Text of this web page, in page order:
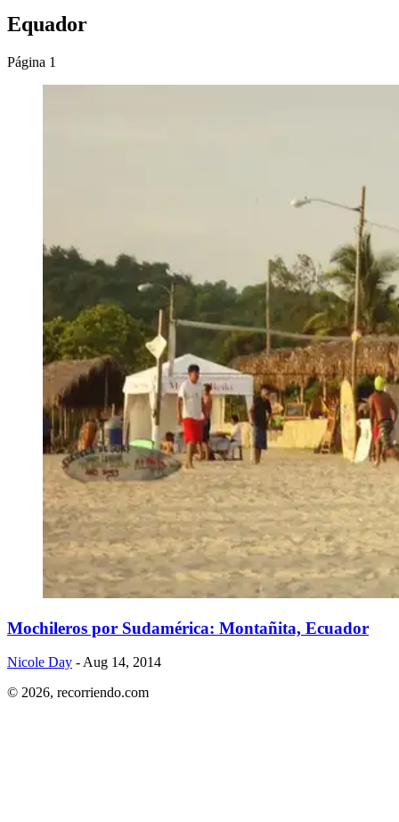
Equador
Página 1
Mochileros por Sudamérica: Montañita, Ecuador
Nicole Day - Aug 14, 2014
© 2026, recorriendo.com